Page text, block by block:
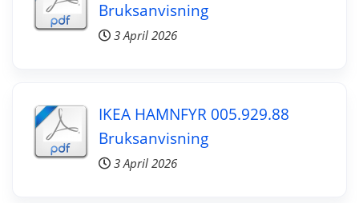
Bruksanvisning
3 April 2026
IKEA HAMNFYR 005.929.88
Bruksanvisning
3 April 2026